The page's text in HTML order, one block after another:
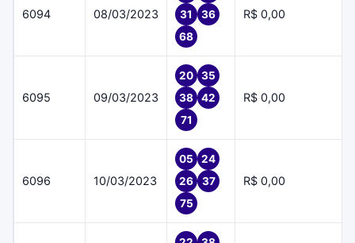
6094 08/03/2023
31
36
68
R$ 0,00
6095 09/03/2023
20
35
38
42
71
R$ 0,00
6096 10/03/2023
05
24
26
37
75
R$ 0,00